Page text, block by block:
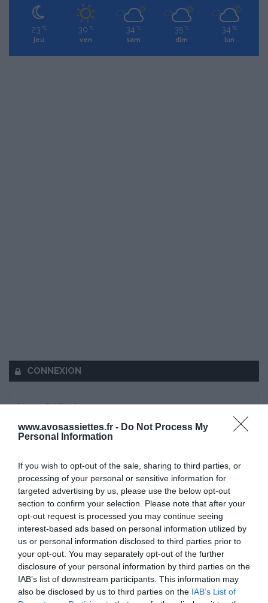
www.avosassiettes.fr - Do Not Process My
Personal Information
If you wish to opt-out of the sale, sharing to third parties, or
processing of your personal or sensitive information for
targeted advertising by us, please use the below opt-out
section to confirm your selection. Please note that after your
opt-out request is processed you may continue seeing
interest-based ads based on personal information utilized by
us or personal information disclosed to third parties prior to
your opt-out. You may separately opt-out of the further
disclosure of your personal information by third parties on the
IAB’s list of downstream participants. This information may
also be disclosed by us to third parties on the IAB’s List of
23 ℃
jeu
30 ℃
ven
34 ℃
sam
35 ℃
dim
34 ℃
lun
CONNEXION
Se souvenir de moi
Se connecter
Vous n'avez pas de compte ?